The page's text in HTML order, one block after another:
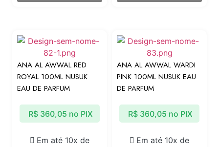
ANA AL AWWAL RED
ROYAL 100ML NUSUK
EAU DE PARFUM
Em até 10x de
R$ 360,05 no PIX
ANA AL AWWAL WARDI
PINK 100ML NUSUK EAU
DE PARFUM
Em até 10x de
R$ 360,05 no PIX